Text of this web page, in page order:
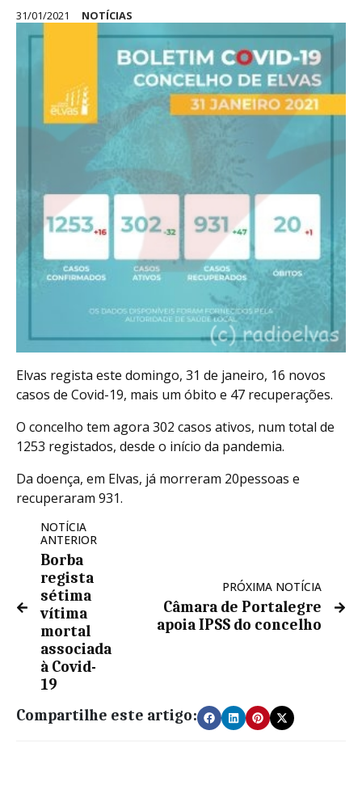
31/01/2021 NOTÍCIAS
Elvas regista este domingo, 31 de janeiro, 16 novos
casos de Covid-19, mais um óbito e 47 recuperações.
O concelho tem agora 302 casos ativos, num total de
1253 registados, desde o início da pandemia.
Da doença, em Elvas, já morreram 20pessoas e
recuperaram 931.
NOTÍCIA
ANTERIOR
Borba
regista
sétima
vítima
mortal
associada
à Covid-
19
PRÓXIMA NOTÍCIA
Câmara de Portalegre
apoia IPSS do concelho
Compartilhe este artigo: